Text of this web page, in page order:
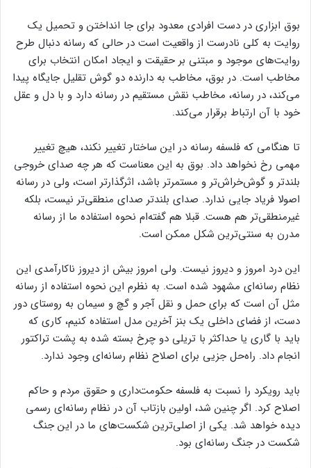
بوق ابزاری در دست افرادی معدود برای جا انداختن و تحمیل یک
روایت به کلی نادرست از واقعیت است در حالی که رسانه دنبال طرح
روایت‌های موجود و مبتنی بر حقیقت و ایجاد امکان انتخاب برای
مخاطب است. در بوق، مخاطب به دارنده دو گوش تقلیل جایگاه پیدا
می‌کند، در رسانه، مخاطب نقش مستقیم در رسانه دارد و با دل و عقل
خود با آن ارتباط برقرار می‌کند.
تا هنگامی که فلسفه رسانه در این ساختار تغییر نکند، هیچ تغییر
مهمی رخ نخواهد داد. بوق به این معناست که هر چه صدای خروجی
بلندتر و گوش‌خراش‌تر و مستمرتر باشد، اثرگذارتر است، ولی در رسانه
اصولا فریاد جایی ندارد. صدای بلندتر صدای منطقی‌تر نیست، بلکه
غیرمنطقی‌تر هم هست. قبلا هم گفته‌ام نحوه استفاده ما از رسانه
مدرن به سنتی‌ترین شکل ممکن است.
این درد امروز و دیروز نیست. ولی امروز بیش از دیروز ناکارآمدی این
نظام رسانه‌ای مشهود شده است. به نظرم این نحوه استفاده از رسانه
مثل آن است که برای حمل و نقل آجر و گچ و سیمان به روستای دور
دست، از فضای داخلی یک بنز آخرین مدل استفاده کنیم، کاری که
باید با گاری یا حداکثر با تریلی دو چرخ بسته شده به پشت تراکتور
انجام داد. راه‌حل جزیی برای اصلاح نظام رسانه‌ای وجود ندارد.
باید رویکرد را نسبت به فلسفه حکومت‌داری و حقوق مردم و حاکم
اصلاح کرد. اگر چنین شد، اولین بازتاب آن در نظام رسانه‌ای رسمی
دیده خواهد شد. یکی از اصلی‌ترین شکست‌های ما در این جنگ
شکست در جنگ رسانه‌ای بود.